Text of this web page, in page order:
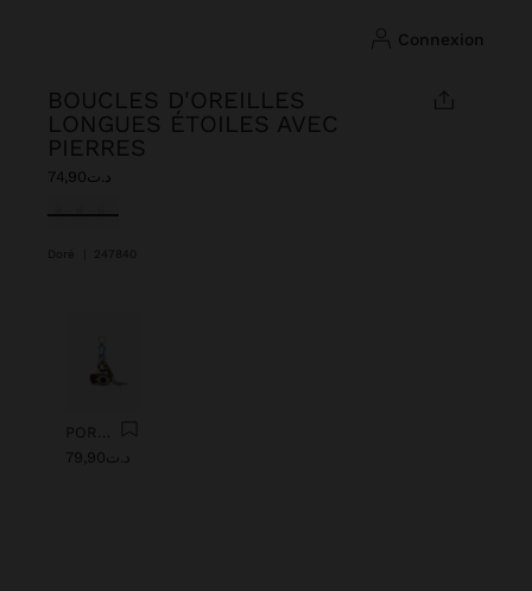
connexion
BOUCLES D'OREILLES
LONGUES ÉTOILES AVEC
PIERRES
د.ت74,90
sélectionné(s)
Doré 247840
د.ت79,90